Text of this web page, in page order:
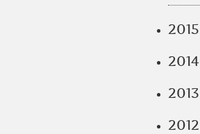
2015
2014
2013
2012